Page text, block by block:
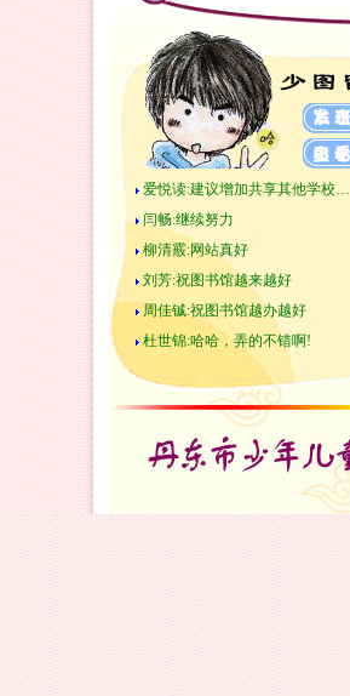
爱悦读:建议增加共享其他学校…
闫畅:继续努力
柳清霰:网站真好
刘芳:祝图书馆越来越好
周佳铖:祝图书馆越办越好
杜世锦:哈哈，弄的不错啊!